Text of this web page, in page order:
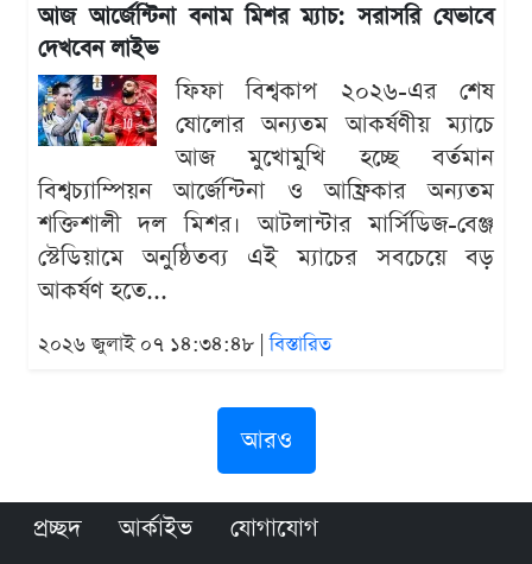
আজ আর্জেন্টিনা বনাম মিশর ম্যাচ: সরাসরি যেভাবে
দেখবেন লাইভ
ফিফা বিশ্বকাপ ২০২৬-এর শেষ
ষোলোর অন্যতম আকর্ষণীয় ম্যাচে
আজ মুখোমুখি হচ্ছে বর্তমান
বিশ্বচ্যাম্পিয়ন আর্জেন্টিনা ও আফ্রিকার অন্যতম
শক্তিশালী দল মিশর। আটলান্টার মার্সিডিজ-বেঞ্জ
স্টেডিয়ামে অনুষ্ঠিতব্য এই ম্যাচের সবচেয়ে বড়
আকর্ষণ হতে...
২০২৬ জুলাই ০৭ ১৪:৩৪:৪৮ |বিস্তারিত
আরও
প্রচ্ছদ আর্কাইভ যোগাযোগ